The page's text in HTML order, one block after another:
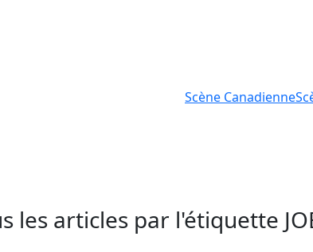
Scène Canadienne
les articles par l'étiquette